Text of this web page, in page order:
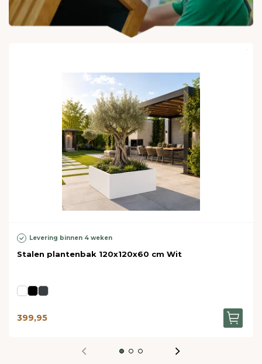
Levering binnen 4 weken
Stalen plantenbak 120x120x60 cm Wit
399,95